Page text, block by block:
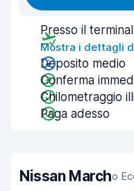
Presso il terminal
Mostra i dettagli
Deposito medio
Conferma
Chilometraggio
Paga adesso
Nissan Marcho